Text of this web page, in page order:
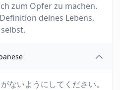
zum Opfer zu machen.
deines Lebens,
ないようにしてください。